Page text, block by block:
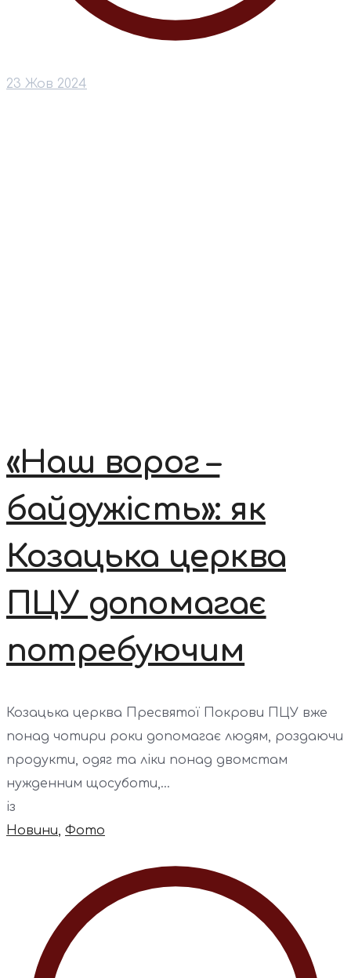
23 Жов 2024
«Наш ворог –
байдужість»: як
Козацька церква
ПЦУ допомагає
потребуючим
Козацька церква Пресвятої Покрови ПЦУ вже
понад чотири роки допомагає людям, роздаючи
продукти, одяг та ліки понад двомстам
нужденним щосуботи,...
із
Новини, Фото